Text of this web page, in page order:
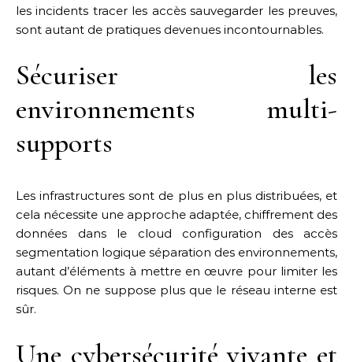
les incidents tracer les accès sauvegarder les preuves,
sont autant de pratiques devenues incontournables.
Sécuriser les
environnements multi-
supports
Les infrastructures sont de plus en plus distribuées, et
cela nécessite une approche adaptée, chiffrement des
données dans le cloud configuration des accès
segmentation logique séparation des environnements,
autant d’éléments à mettre en œuvre pour limiter les
risques. On ne suppose plus que le réseau interne est
sûr.
Une cybersécurité vivante et